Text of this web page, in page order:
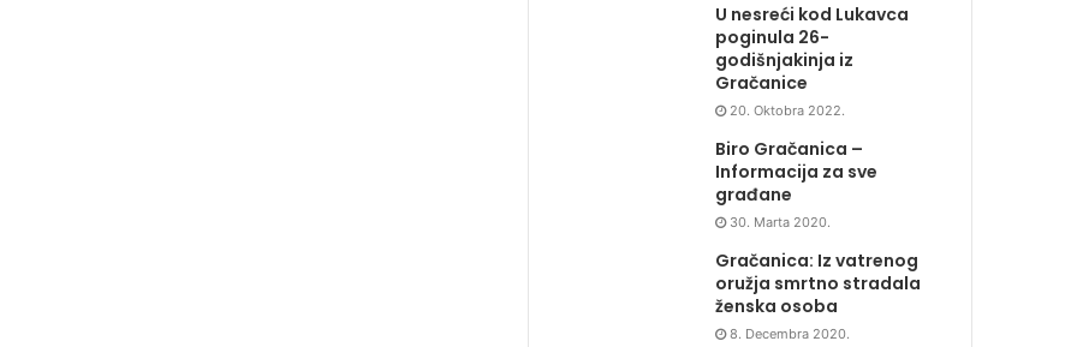
U nesreći kod Lukavca
poginula 26-
godišnjakinja iz
Gračanice
20. Oktobra 2022.
Biro Gračanica –
Informacija za sve
građane
30. Marta 2020.
Gračanica: Iz vatrenog
oružja smrtno stradala
ženska osoba
8. Decembra 2020.